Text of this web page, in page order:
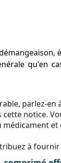
qu'en
parlez-
cette notice.
à